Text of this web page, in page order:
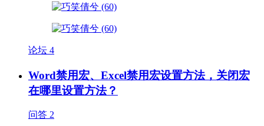
论坛 4
Word禁用宏、Excel禁用宏设置方法，关闭宏
在哪里设置方法？
问答 2